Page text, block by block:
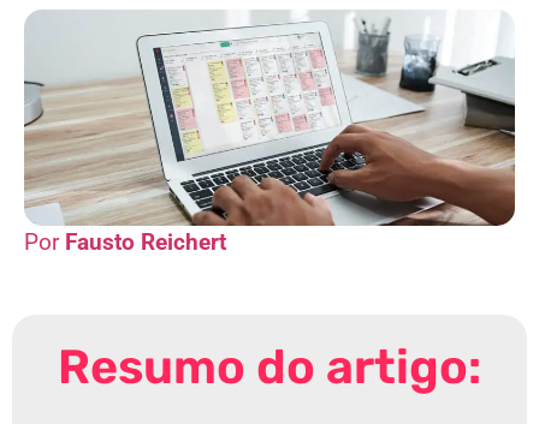
Fausto Reichert
Resumo do artigo: